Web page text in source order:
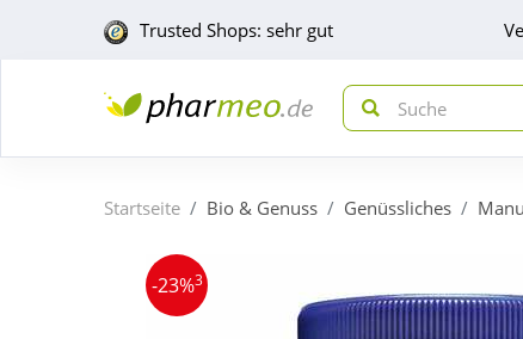
Trusted Shops: sehr gut
Startseite Bio & Genuss Genüssliches
-23%3